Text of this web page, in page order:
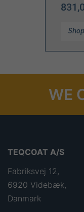
WE
TEQCOAT A/S
Fabriksvej 12,
6920 Videbæk,
Danmark